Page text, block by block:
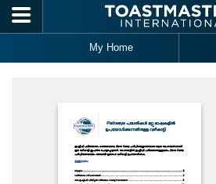
Skip to main content
My Home